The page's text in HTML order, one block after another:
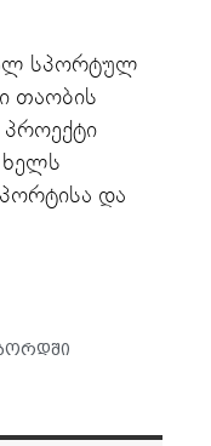
სპორტულ
თაობის
პროექტი
ხელს
და